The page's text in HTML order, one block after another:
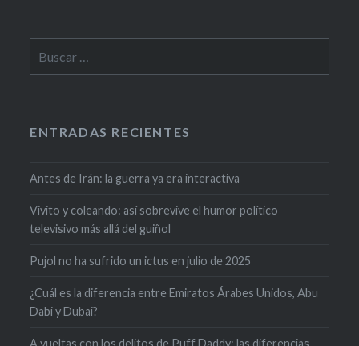
ENTRADAS RECIENTES
Antes de Irán: la guerra ya era interactiva
Vivito y coleando: así sobrevive el humor político
televisivo más allá del guiñol
Pujol no ha sufrido un ictus en julio de 2025
¿Cuál es la diferencia entre Emiratos Árabes Unidos, Abu
Dabi y Dubai?
A vueltas con los delitos de Puff Daddy: las diferencias